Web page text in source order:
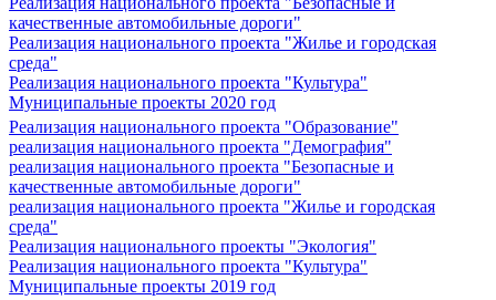
качественные автомобильные дороги"
Реализация национального проекта "Жилье и городская
среда"
Реализация национального проекта "Культура"
Муниципальные проекты 2020 год
Реализация национального проекта "Образование"
реализация национального проекта "Демография"
реализация национального проекта "Безопасные и
качественные автомобильные дороги"
реализация национального проекта "Жилье и городская
среда"
Реализация национального проекты "Экология"
Реализация национального проекта "Культура"
Муниципальные проекты 2019 год